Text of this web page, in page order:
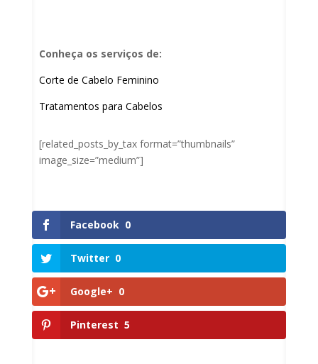
Conheça os serviços de:
Corte de Cabelo Feminino
Tratamentos para Cabelos
[related_posts_by_tax format=”thumbnails”
image_size=”medium”]
Facebook 0
Twitter 0
Google+ 0
Pinterest 5